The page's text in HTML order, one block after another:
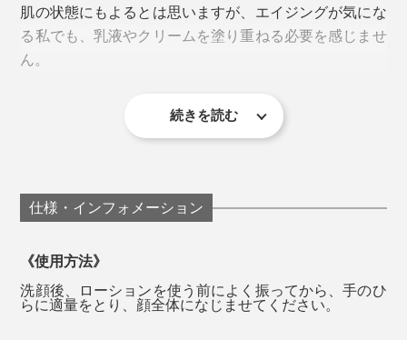
理由は、『獺祭』への接点を増やし、日本の文化を世界
に伝え広めるため。
日本酒の美肌効果を経験的に知っており、古くから、日
本酒風呂や酒粕パックなどに利用してきました。
肌の状態にもよるとは思いますが、エイジングが気にな
る私でも、乳液やクリームを塗り重ねる必要を感じませ
ん。
香りに、気分が落ち着きます。
続きを読む
仕様・インフォメーション
《使用方法》
洗顔後、ローションを使う前によく振ってから、手のひ
らに適量をとり、顔全体になじませてください。